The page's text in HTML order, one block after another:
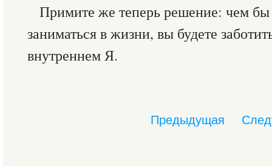
Примите же теперь решение: чем
заниматься в жизни, вы будете
внутреннем Я.
Предыдущая